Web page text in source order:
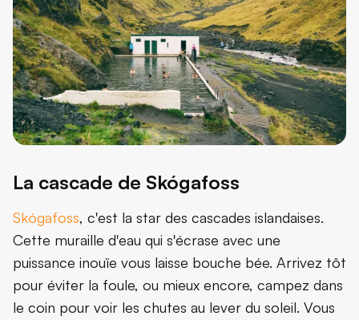
La cascade de Skógafoss
Skógafoss, c'est la star des cascades islandaises.
Cette muraille d'eau qui s'écrase avec une
puissance inouïe vous laisse bouche bée. Arrivez tôt
pour éviter la foule, ou mieux encore, campez dans
le coin pour voir les chutes au lever du soleil. Vous